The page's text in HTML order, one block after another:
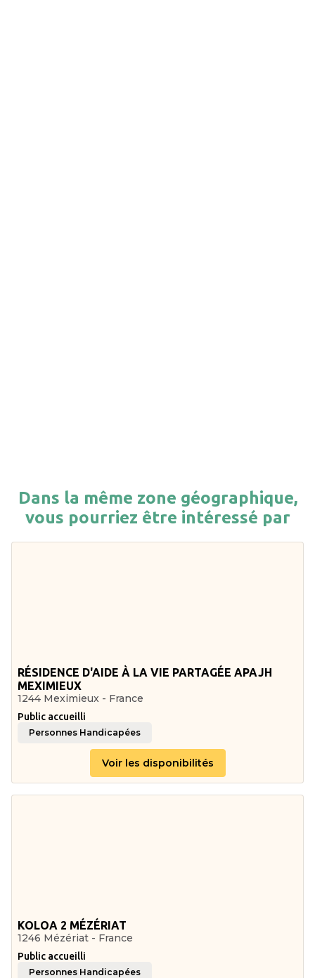
Dans la même zone géographique,
vous pourriez être intéressé par
RÉSIDENCE D'AIDE À LA VIE PARTAGÉE APAJH
MEXIMIEUX
1244 Meximieux - France
Public accueilli
Personnes Handicapées
Voir les disponibilités
KOLOA 2 MÉZÉRIAT
1246 Mézériat - France
Public accueilli
Personnes Handicapées